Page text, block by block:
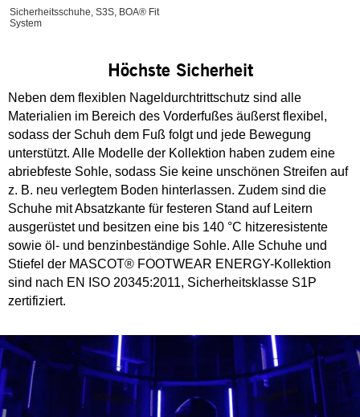
Sicherheitsschuhe, S3S, BOA® Fit
System
Höchste Sicherheit
Neben dem flexiblen Nageldurchtrittschutz sind alle
Materialien im Bereich des Vorderfußes äußerst flexibel,
sodass der Schuh dem Fuß folgt und jede Bewegung
unterstützt. Alle Modelle der Kollektion haben zudem eine
abriebfeste Sohle, sodass Sie keine unschönen Streifen auf
z. B. neu verlegtem Boden hinterlassen. Zudem sind die
Schuhe mit Absatzkante für festeren Stand auf Leitern
ausgerüstet und besitzen eine bis 140 °C hitzeresistente
sowie öl- und benzinbeständige Sohle. Alle Schuhe und
Stiefel der MASCOT® FOOTWEAR ENERGY-Kollektion
sind nach EN ISO 20345:2011, Sicherheitsklasse S1P
zertifiziert.